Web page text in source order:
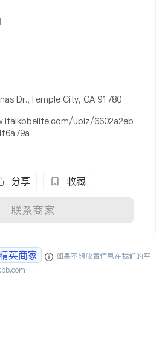
Dr.,Temple City, CA 91780
ubiz/6602a2eb
分享 收藏
联系商家
英商家
如果不想放置信息在我们的平